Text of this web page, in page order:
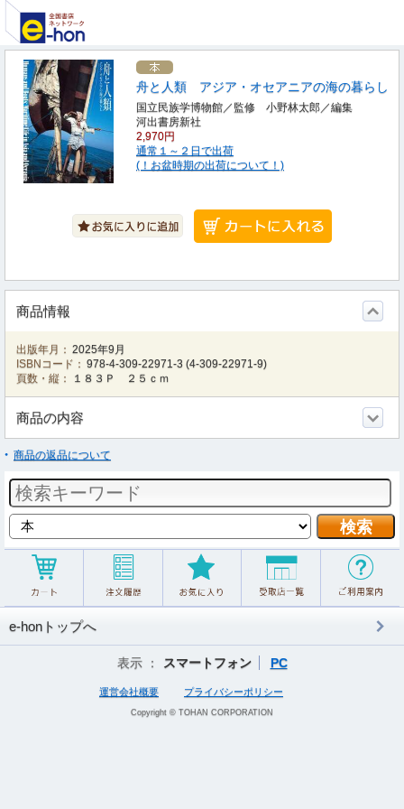
舟と人類 アジア・オセアニアの海の暮らし
国立民族学博物館／監修 小野林太郎／編集
河出書房新社
2,970円
通常１～２日で出荷
(！お盆時期の出荷について！)
商品情報
出版年月： 2025年9月
ISBNコード： 978-4-309-22971-3 (4-309-22971-9)
頁数・縦：
１８３Ｐ ２５ｃｍ
商品の内容
商品の返品について
e-honトップへ
表示 ： スマートフォン PC
運営会社概要 プライバシーポリシー
Copyright © TOHAN CORPORATION